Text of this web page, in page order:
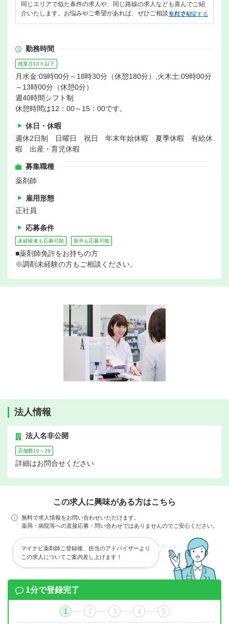
同じエリアで似た条件の求人や、同じ路線の求人なども喜んでご紹
介いたします。お悩みやご希望があれば、ぜひご相談ください。
無料で相談する
勤務時間
残業月10ｈ以下
月水金:09時00分～18時30分（休憩180分）,火木土:09時00分
～13時00分（休憩0分）
週40時間シフト制
休憩時間は12：00～15：00です。
休日・休暇
週休2日制 日曜日 祝日 年末年始休暇 夏季休暇 有給休
暇 出産・育児休暇
募集職種
薬剤師
雇用形態
正社員
応募条件
未経験者も応募可能 新卒も応募可能
■薬剤師免許をお持ちの方
※調剤未経験の方もご相談ください。
法人情報
法人名非公開
店舗数10～29
詳細はお問合せください
この求人に興味がある方はこちら
無料で求人情報をお問い合わせいただけます。
薬局・病院等への直接応募・問い合わせではありませんのでご安心ください。
マイナビ薬剤師ご登録後、担当のアドバイザーより
この求人についてご案内差し上げます！
1分で登録完了
1 2 3 4 5